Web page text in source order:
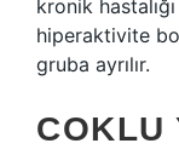
kronik
hiperaktivite
gruba ayrılır.
COKLU